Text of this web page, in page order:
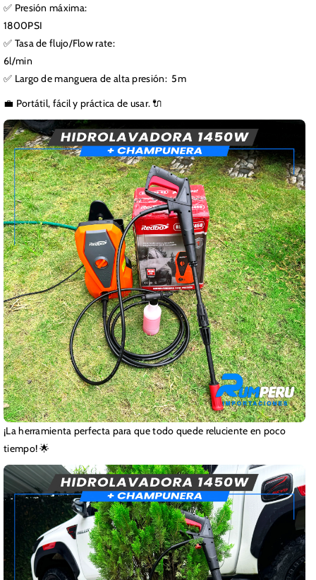
✅ Presión máxima:
1800PSI
✅ Tasa de flujo/Flow rate:
6l/min
✅ Largo de manguera de alta presión: 5m
💼 Portátil, fácil y práctica de usar. 🔌
¡La herramienta perfecta para que todo quede reluciente en poco
tiempo! 🌟